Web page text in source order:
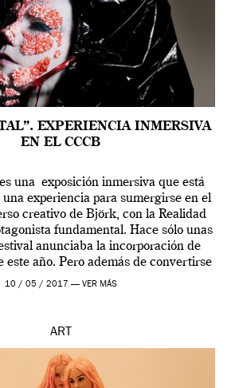
EXPERIENCIA INMERSIVA
EN EL CCCB
una exposición inmersiva que está
experiencia para sumergirse en el
creativo de Björk, con la Realidad
fundamental. Hace sólo unas
anunciaba la incorporación de
este año. Pero además de convertirse
actuaciones más relevantes […]
10 / 05 / 2017 — VER MÁS
ART